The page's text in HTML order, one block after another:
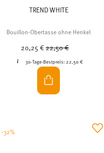
TREND WHITE
Bouillon-Obertasse ohne Henkel
20,25 €Price reduced from
22,50 €
30-Tage-Bestpreis: 22,50 €
-32%